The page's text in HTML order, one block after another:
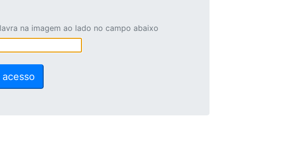
na imagem ao lado no campo abaixo